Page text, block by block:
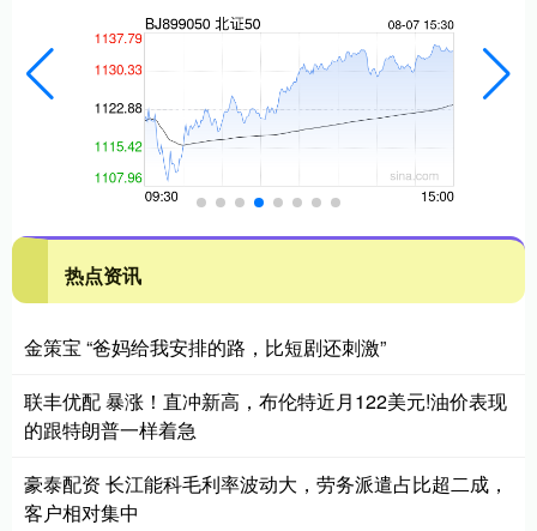
热点资讯
金策宝 “爸妈给我安排的路，比短剧还刺激”
联丰优配 暴涨！直冲新高，布伦特近月122美元!油价表现
的跟特朗普一样着急
豪泰配资 长江能科毛利率波动大，劳务派遣占比超二成，
客户相对集中